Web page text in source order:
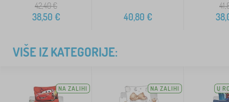
42,40€
38,50 € 40,80 €
VIŠE IZ KATEGORIJE:
NA ZALIHI NA ZALIHI U